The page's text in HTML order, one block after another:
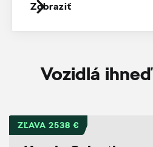
Zobraziť
Vozidlá
ZĽAVA 2538 €